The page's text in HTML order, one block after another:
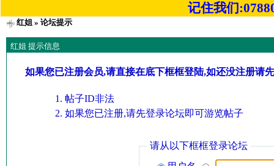
记住我们
红姐» 论坛提示
红姐 提示信息
如果您已注册会员,请直接在底下框框登陆,如还没注册请
帖子ID非法
如果您已注册,请先登录论坛即可游览帖子
请从以下框框登录论坛